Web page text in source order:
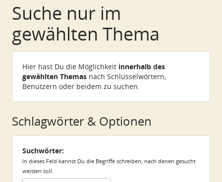
Suche nur im
gewählten Thema
Hier hast Du die Möglichkeit innerhalb des
gewählten Themas nach Schlüsselwörtern,
Benutzern oder beidem zu suchen.
Schlagwörter & Optionen
Suchwörter:
In dieses Feld kannst Du die Begriffe schreiben, nach denen gesucht
werden soll.